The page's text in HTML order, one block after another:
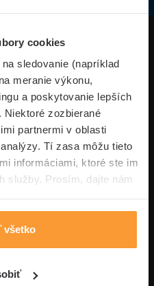
cookies
sledovanie (napríklad
meranie výkonu,
a poskytovanie lepších
zozbierané
partnermi v oblasti
Tí zasa môžu tieto
informáciami, ktoré ste im
služby. Prosím, dajte nám
všetko
hod
101
nám